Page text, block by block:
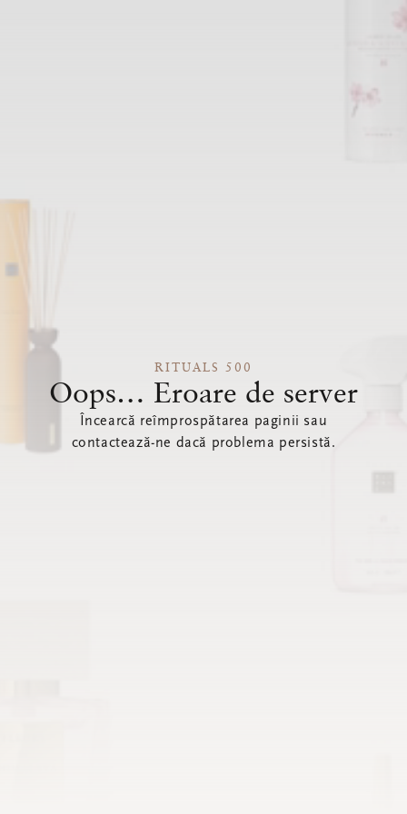
RITUALS 500
Oops… Eroare de server
Încearcă reîmprospătarea paginii sau
contactează-ne dacă problema persistă.